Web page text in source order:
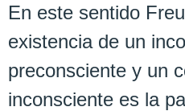
En este sentido
existencia de un
preconsciente y un
inconsciente es la